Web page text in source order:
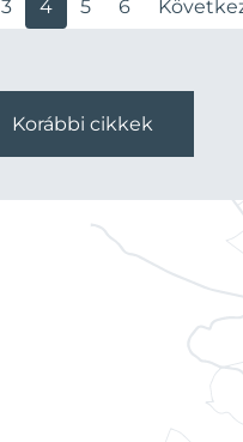
3 4 5 6
Korábbi cikkek